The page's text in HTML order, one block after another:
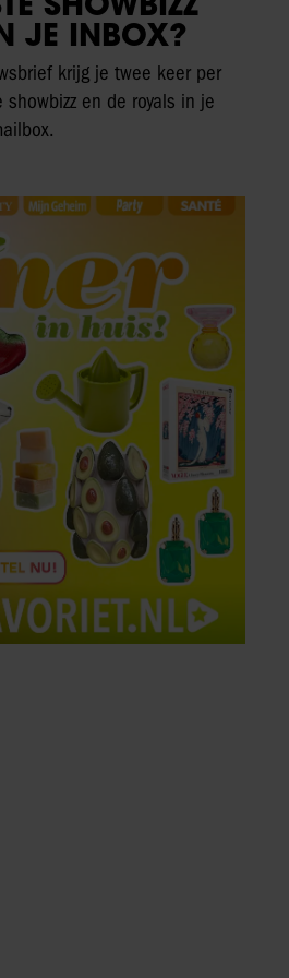
JE INBOX?
krijg je twee keer per
en de royals in je